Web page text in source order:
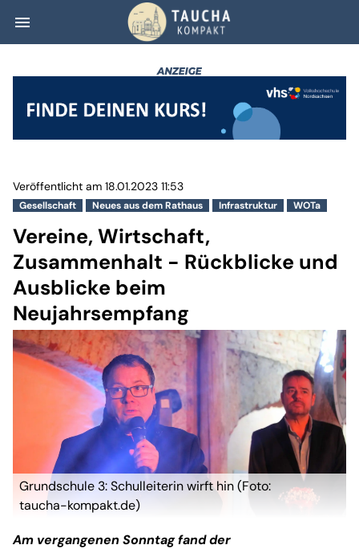
menu Vereine,
Gesellschaft Neues aus dem Rathaus Infrastruktur WOTa
Veröffentlicht am 18.01.2023 11:53
Vereine, Wirtschaft,
Zusammenhalt - Rückblicke und
Ausblicke beim
Neujahrsempfang
Grundschule 3: Schulleiterin wirft hin (Foto:
taucha-kompakt.de)
Am vergangenen Sonntag fand der